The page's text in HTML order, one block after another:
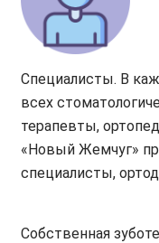
Специалисты. В
всех
терапевты,
«Новый Жемчуг»
специалисты,
Собственная